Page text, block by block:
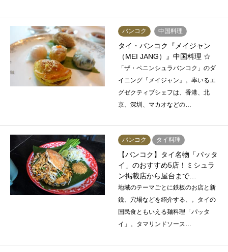
バンコク 中国料理
タイ・バンコク『メイジャン
（MEI JANG）』中国料理 ☆
「ザ・ペニンシュラバンコク」のダ
イニング『メイジャン』。率いるエ
グゼクティブシェフは、香港、北
京、深圳、マカオなどの…
バンコク タイ料理
【バンコク】タイ名物「パッタ
イ」のおすすめ5店！ミシュラ
ン掲載店から屋台まで…
地域のテーマごとに鉄板のお店と新
鋭、穴場などを紹介する、。タイの
国民食ともいえる麺料理「パッタ
イ」。タマリンドソース…